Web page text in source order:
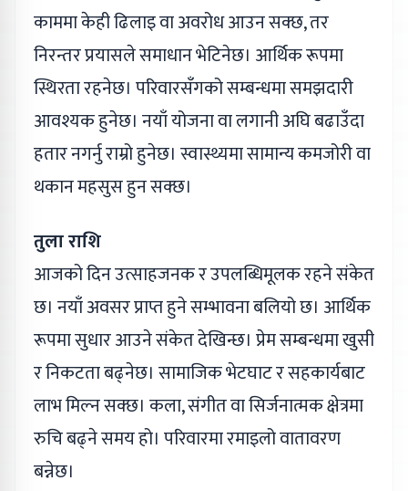
काममा केही ढिलाइ वा अवरोध आउन सक्छ, तर
निरन्तर प्रयासले समाधान भेटिनेछ। आर्थिक रूपमा
स्थिरता रहनेछ। परिवारसँगको सम्बन्धमा समझदारी
आवश्यक हुनेछ। नयाँ योजना वा लगानी अघि बढाउँदा
हतार नगर्नु राम्रो हुनेछ। स्वास्थ्यमा सामान्य कमजोरी वा
थकान महसुस हुन सक्छ।
तुला राशि
आजको दिन उत्साहजनक र उपलब्धिमूलक रहने संकेत
छ। नयाँ अवसर प्राप्त हुने सम्भावना बलियो छ। आर्थिक
रूपमा सुधार आउने संकेत देखिन्छ। प्रेम सम्बन्धमा खुसी
र निकटता बढ्नेछ। सामाजिक भेटघाट र सहकार्यबाट
लाभ मिल्न सक्छ। कला, संगीत वा सिर्जनात्मक क्षेत्रमा
रुचि बढ्ने समय हो। परिवारमा रमाइलो वातावरण
बन्नेछ।